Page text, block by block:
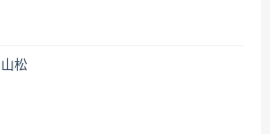
山松